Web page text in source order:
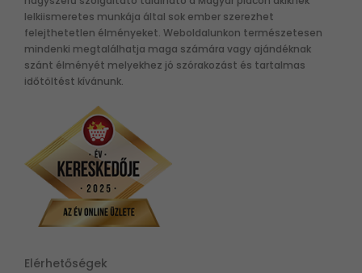
lelkiismeretes munkája által sok ember szerezhet
felejthetetlen élményeket. Weboldalunkon természetesen
mindenki megtalálhatja maga számára vagy ajándéknak
szánt élményét melyekhez jó szórakozást és tartalmas
időtöltést kívánunk.
Elérhetőségek